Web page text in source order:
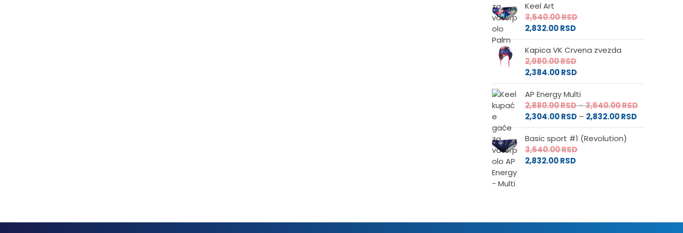
Keel Art
3,540.00RSD
2,832.00RSD
Kapica VK Crvena zvezda
2,980.00RSD
2,384.00RSD
AP Energy Multi
2,880.00RSD–3,540.00RSDRaspon
od
2,304.00RSD – 2,832.00RSDRaspon
cena:
Basic sport #1 (Revolution)
3,540.00RSD
2,832.00RSD